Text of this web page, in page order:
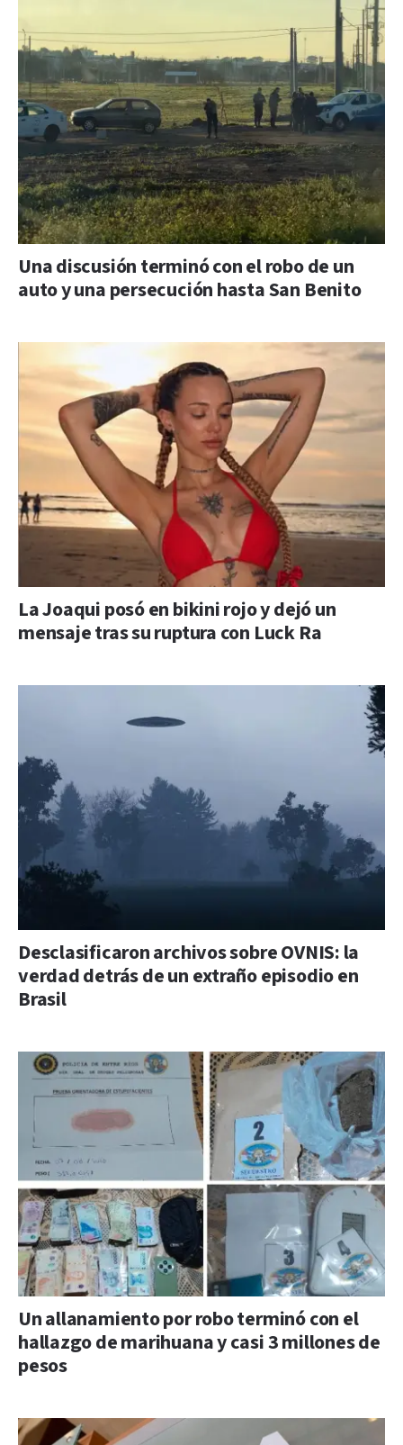
Una discusión terminó con el robo de un
auto y una persecución hasta San Benito
La Joaqui posó en bikini rojo y dejó un
mensaje tras su ruptura con Luck Ra
Desclasificaron archivos sobre OVNIS: la
verdad detrás de un extraño episodio en
Brasil
Un allanamiento por robo terminó con el
hallazgo de marihuana y casi 3 millones de
pesos